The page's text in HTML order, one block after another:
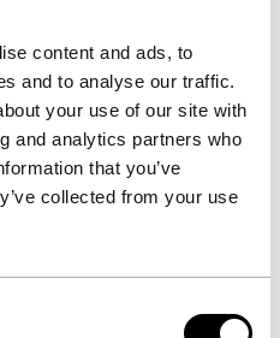
content and ads, to
and to analyse our traffic.
your use of our site with
and analytics partners who
that you’ve
collected from your use
a Fact
over geloof en